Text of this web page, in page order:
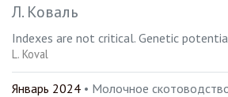
Л. Коваль
Indexes are not critical. Genetic
L. Koval
Январь 2024 • Молочное